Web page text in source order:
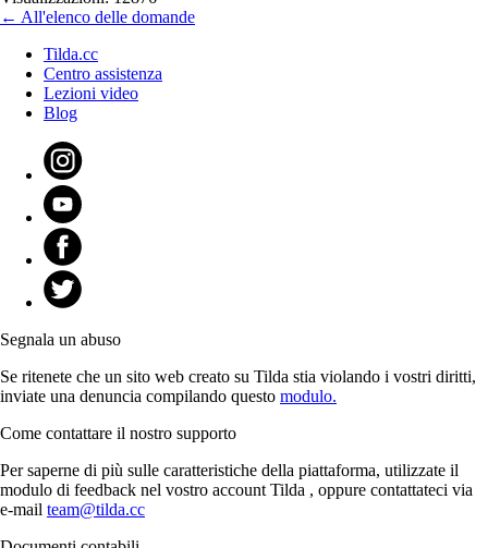
← All'elenco delle domande
Tilda.cc
Centro assistenza
Lezioni video
Blog
Segnala un abuso
Se ritenete che un sito web creato su Tilda stia violando i vostri diritti,
inviate una denuncia compilando questo modulo.
Come contattare il nostro supporto
Per saperne di più sulle caratteristiche della piattaforma, utilizzate il
modulo di feedback nel vostro account Tilda , oppure contattateci via
e-mail team@tilda.cc